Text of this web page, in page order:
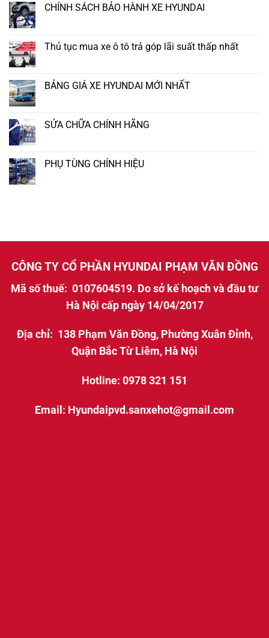
CHÍNH SÁCH BẢO HÀNH XE HYUNDAI
Thủ tục mua xe ô tô trả góp lãi suất thấp nhất
BẢNG GIÁ XE HYUNDAI MỚI NHẤT
SỬA CHỮA CHÍNH HÃNG
PHỤ TÙNG CHÍNH HIỆU
CÔNG TY CỔ PHẦN HYUNDAI PHẠM VĂN ĐỒNG
Mã số thuế: 0107604519. Do sở kế hoạch và đầu tư
Hà Nội cấp ngày 14/04/2017
Địa chỉ: 138 Phạm Văn Đồng, Phường Xuân Đỉnh,
Quận Bắc Từ Liêm, Hà Nội
Hotline: 0978 321 151
Email: Hyundaipvd.sanxehot@gmail.com